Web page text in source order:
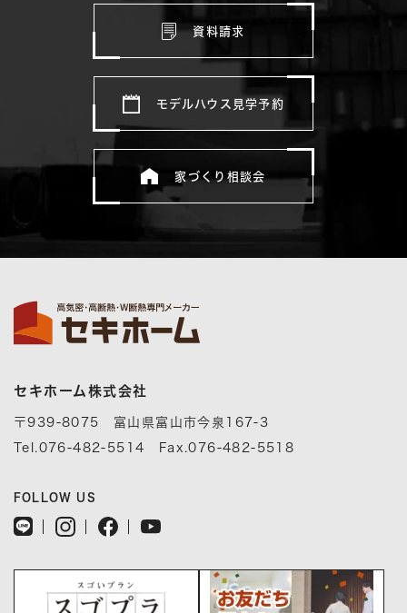
資料請求
モデルハウス見学予約
家づくり相談会
セキホーム株式会社
〒939-8075 富山県富山市今泉167-3
Tel.076-482-5514 Fax.076-482-5518
FOLLOW US